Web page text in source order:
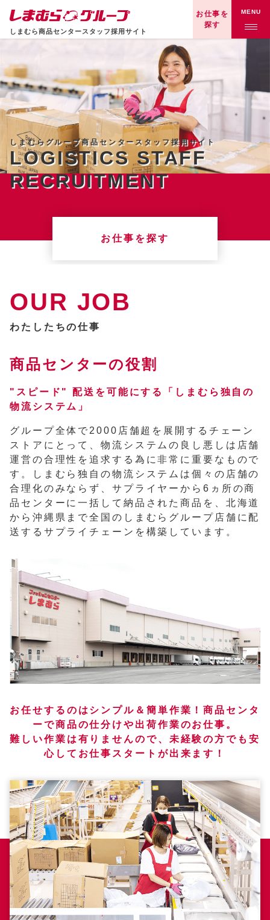
しまむら商品センタースタッフ採用サイト
お仕事を
探す
しまむらグループ商品センタースタッフ採用サイト
LOGISTICS STAFF
RECRUITMENT
お仕事を探す
OUR JOB
わたしたちの仕事
商品センターの役割
"スピード" 配送を可能にする「しまむら独自の
物流システム」
グループ全体で2000店舗超を展開するチェーン
ストアにとって、物流システムの良し悪しは店舗
運営の合理性を追求する為に非常に重要なもので
す。しまむら独自の物流システムは個々の店舗の
合理化のみならず、サプライヤーから6ヵ所の商
品センターに一括して納品された商品を、北海道
から沖縄県まで全国のしまむらグループ店舗に配
送するサプライチェーンを構築しています。
お任せするのはシンプル＆簡単作業！商品センタ
ーで商品の仕分けや出荷作業のお仕事。
難しい作業は有りませんので、未経験の方でも安
心してお仕事スタートが出来ます！